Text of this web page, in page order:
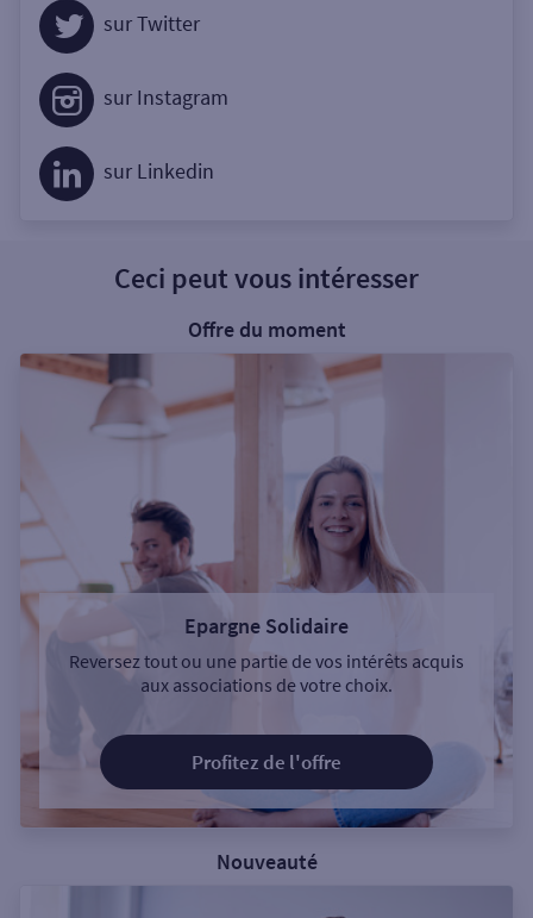
sur Twitter
sur Instagram
sur Linkedin
Ceci peut vous intéresser
Offre du moment
Epargne Solidaire
Reversez tout ou une partie de vos intérêts acquis
aux associations de votre choix.
Profitez de l'offre
Nouveauté